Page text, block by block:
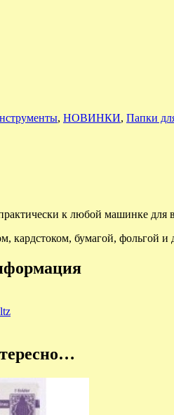
, НОВИНКИ, Папки
к любой машинке для
кардстоком, бумагой, фольгой и